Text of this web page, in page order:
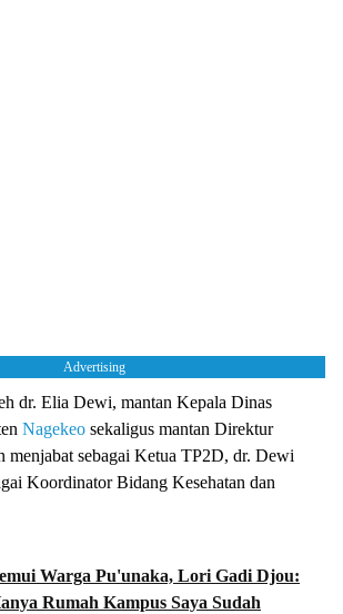
Advertising
dr. Elia Dewi, mantan Kepala Dinas
Nagekeo sekaligus mantan Direktur
menjabat sebagai Ketua TP2D, dr. Dewi
Koordinator Bidang Kesehatan dan
Warga Pu'unaka, Lori Gadi Djou:
Rumah Kampus Saya Sudah